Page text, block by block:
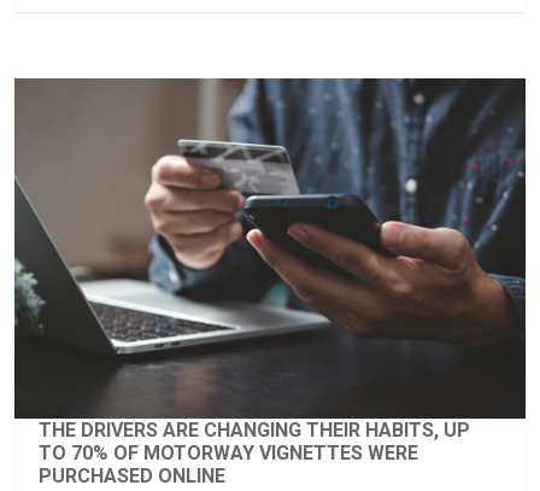
THE DRIVERS ARE CHANGING THEIR HABITS, UP
TO 70% OF MOTORWAY VIGNETTES WERE
PURCHASED ONLINE